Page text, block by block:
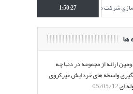
شرکت معدنی و صنعتی گل‌گهر” در نشریه
1:50:28
ها
ارائه از مجموعه در دنیا چه
واسطه های خردایش غیرکروی
ای05/05/12